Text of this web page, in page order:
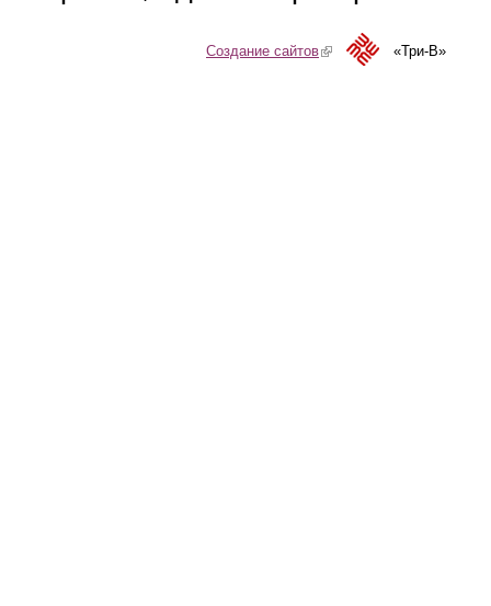
Создание сайтов(link is external)«Три-В»